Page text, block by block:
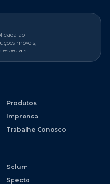
ao
móveis,
Produtos
Imprensa
Trabalhe Conosco
Solum
Specto